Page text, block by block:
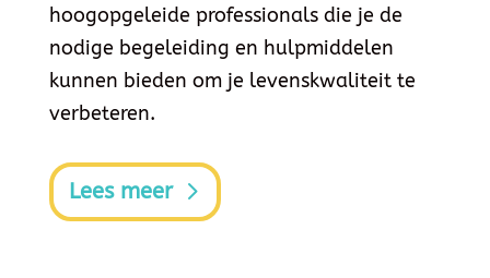
hoogopgeleide professionals die je de
nodige begeleiding en hulpmiddelen
kunnen bieden om je levenskwaliteit te
verbeteren.
Lees meer